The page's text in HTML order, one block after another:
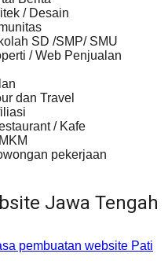
/ Desain
SD /SMP/ SMU
/ Web Penjualan
dan Travel
/ Kafe
pekerjaan
Jawa Tengah
pembuatan website Pati